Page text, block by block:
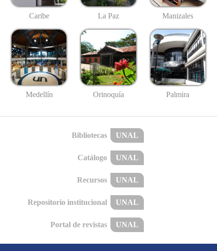
Caribe La Paz Manizales
Medellín Orinoquía Palmira
Bibliotecas UNAL
Catálogo UNAL
Recursos UNAL
Repositorio institucional UNAL
Portal de revistas UNAL